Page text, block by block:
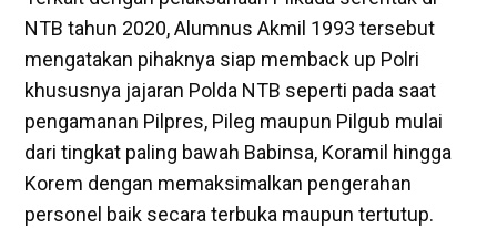
NTB tahun 2020, Alumnus Akmil 1993 tersebut
mengatakan pihaknya siap memback up Polri
khususnya jajaran Polda NTB seperti pada saat
pengamanan Pilpres, Pileg maupun Pilgub mulai
dari tingkat paling bawah Babinsa, Koramil hingga
Korem dengan memaksimalkan pengerahan
personel baik secara terbuka maupun tertutup.